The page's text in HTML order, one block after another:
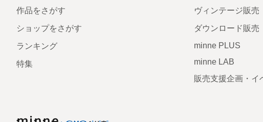
作品をさがす
ショップをさがす
ランキング
特集
ヴィンテージ販売
ダウンロード販売
minne PLUS
minne LAB
販売支援企画・イ